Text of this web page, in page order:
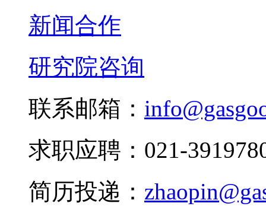
新闻合作
研究院咨询
联系邮箱：
求职应聘：021-
简历投递：